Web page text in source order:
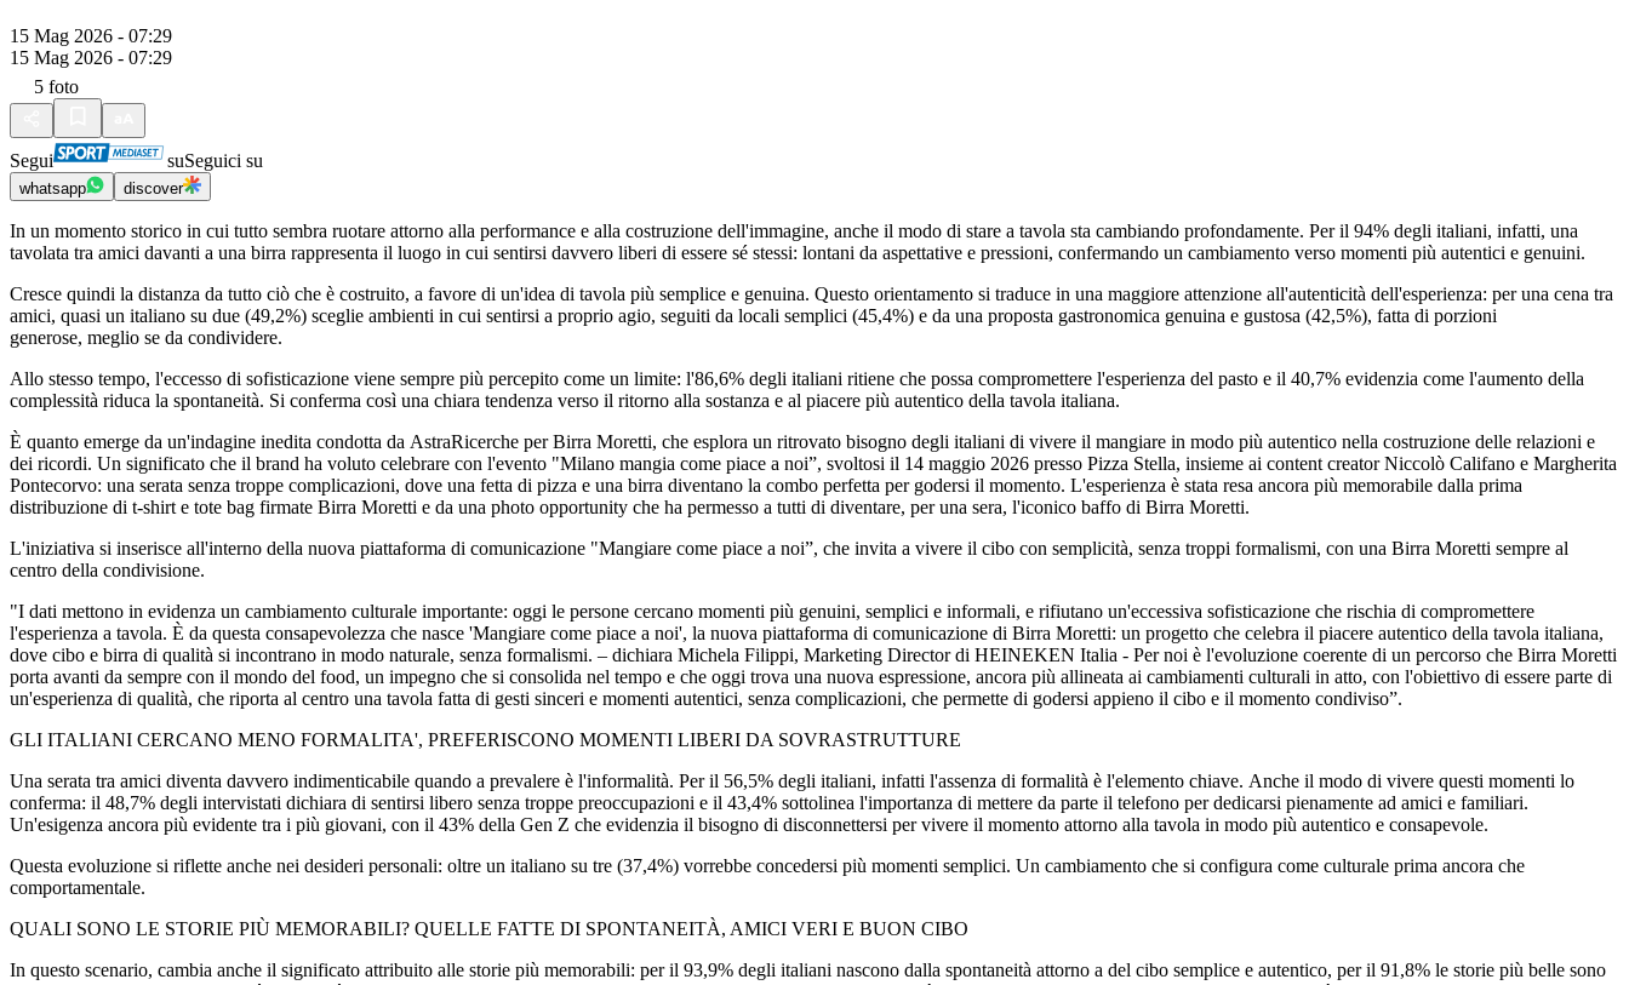
15 Mag 2026 - 07:29
15 Mag 2026 - 07:29
5 foto
Segui suSeguici su
whatsapp discover
In un momento storico in cui tutto sembra ruotare attorno alla performance e alla costruzione dell'immagine, anche il modo di stare a tavola sta cambiando profondamente. Per il 94% degli italiani, infatti, una
tavolata tra amici davanti a una birra rappresenta il luogo in cui sentirsi davvero liberi di essere sé stessi: lontani da aspettative e pressioni, confermando un cambiamento verso momenti più autentici e genuini.
Cresce quindi la distanza da tutto ciò che è costruito, a favore di un'idea di tavola più semplice e genuina. Questo orientamento si traduce in una maggiore attenzione all'autenticità dell'esperienza: per una cena tra
amici, quasi un italiano su due (49,2%) sceglie ambienti in cui sentirsi a proprio agio, seguiti da locali semplici (45,4%) e da una proposta gastronomica genuina e gustosa (42,5%), fatta di porzioni
generose, meglio se da condividere.
Allo stesso tempo, l'eccesso di sofisticazione viene sempre più percepito come un limite: l'86,6% degli italiani ritiene che possa compromettere l'esperienza del pasto e il 40,7% evidenzia come l'aumento della
complessità riduca la spontaneità. Si conferma così una chiara tendenza verso il ritorno alla sostanza e al piacere più autentico della tavola italiana.
È quanto emerge da un'indagine inedita condotta da AstraRicerche per Birra Moretti, che esplora un ritrovato bisogno degli italiani di vivere il mangiare in modo più autentico nella costruzione delle relazioni e
dei ricordi. Un significato che il brand ha voluto celebrare con l'evento "Milano mangia come piace a noi”, svoltosi il 14 maggio 2026 presso Pizza Stella, insieme ai content creator Niccolò Califano e Margherita
Pontecorvo: una serata senza troppe complicazioni, dove una fetta di pizza e una birra diventano la combo perfetta per godersi il momento. L'esperienza è stata resa ancora più memorabile dalla prima
distribuzione di t-shirt e tote bag firmate Birra Moretti e da una photo opportunity che ha permesso a tutti di diventare, per una sera, l'iconico baffo di Birra Moretti.
L'iniziativa si inserisce all'interno della nuova piattaforma di comunicazione "Mangiare come piace a noi”, che invita a vivere il cibo con semplicità, senza troppi formalismi, con una Birra Moretti sempre al
centro della condivisione.
"I dati mettono in evidenza un cambiamento culturale importante: oggi le persone cercano momenti più genuini, semplici e informali, e rifiutano un'eccessiva sofisticazione che rischia di compromettere
l'esperienza a tavola. È da questa consapevolezza che nasce 'Mangiare come piace a noi', la nuova piattaforma di comunicazione di Birra Moretti: un progetto che celebra il piacere autentico della tavola italiana,
dove cibo e birra di qualità si incontrano in modo naturale, senza formalismi. – dichiara Michela Filippi, Marketing Director di HEINEKEN Italia - Per noi è l'evoluzione coerente di un percorso che Birra Moretti
porta avanti da sempre con il mondo del food, un impegno che si consolida nel tempo e che oggi trova una nuova espressione, ancora più allineata ai cambiamenti culturali in atto, con l'obiettivo di essere parte di
un'esperienza di qualità, che riporta al centro una tavola fatta di gesti sinceri e momenti autentici, senza complicazioni, che permette di godersi appieno il cibo e il momento condiviso”.
GLI ITALIANI CERCANO MENO FORMALITA', PREFERISCONO MOMENTI LIBERI DA SOVRASTRUTTURE
Una serata tra amici diventa davvero indimenticabile quando a prevalere è l'informalità. Per il 56,5% degli italiani, infatti l'assenza di formalità è l'elemento chiave. Anche il modo di vivere questi momenti lo
conferma: il 48,7% degli intervistati dichiara di sentirsi libero senza troppe preoccupazioni e il 43,4% sottolinea l'importanza di mettere da parte il telefono per dedicarsi pienamente ad amici e familiari.
Un'esigenza ancora più evidente tra i più giovani, con il 43% della Gen Z che evidenzia il bisogno di disconnettersi per vivere il momento attorno alla tavola in modo più autentico e consapevole.
Questa evoluzione si riflette anche nei desideri personali: oltre un italiano su tre (37,4%) vorrebbe concedersi più momenti semplici. Un cambiamento che si configura come culturale prima ancora che
comportamentale.
QUALI SONO LE STORIE PIÙ MEMORABILI? QUELLE FATTE DI SPONTANEITÀ, AMICI VERI E BUON CIBO
In questo scenario, cambia anche il significato attribuito alle storie più memorabili: per il 93,9% degli italiani nascono dalla spontaneità attorno a del cibo semplice e autentico, per il 91,8% le storie più belle sono